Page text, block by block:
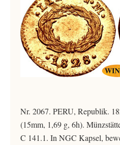
Nr. 2067. PERU, Republik.
(15mm, 1,69 g, 6h).
C 141.1. In NGC Kapsel,